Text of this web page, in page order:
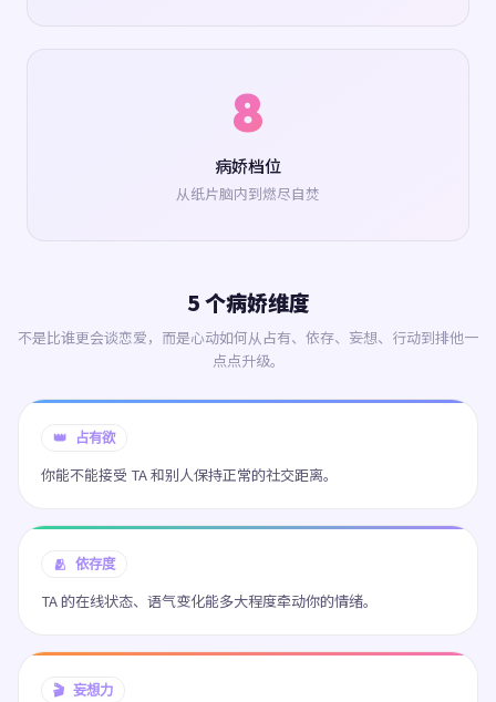
8
病娇档位
从纸片脑内到燃尽自焚
5 个病娇维度
不是比谁更会谈恋爱，而是心动如何从占有、依存、妄想、行动到排他一
点点升级。
👑 占有欲
你能不能接受 TA 和别人保持正常的社交距离。
🫂 依存度
TA 的在线状态、语气变化能多大程度牵动你的情绪。
🎬 妄想力